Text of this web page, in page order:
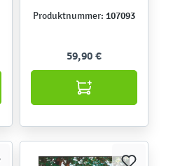
Produktnummer: 107093
59,90 €